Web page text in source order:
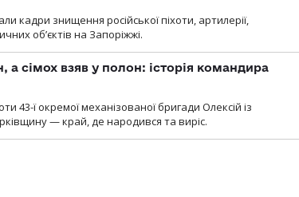
кадри знищення російської піхоти, артилерії,
об’єктів на Запоріжжі.
а сімох взяв у полон: історія командира
43-ї окремої механізованої бригади Олексій із
— край, де народився та виріс.